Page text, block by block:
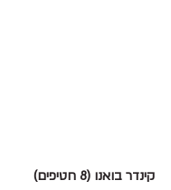
קינדר בואנו (8 חטיפים)